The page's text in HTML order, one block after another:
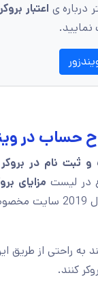
درباره ی اعتبار
نمایید.
حساب در
ثبت نام در بروکر
در لیست مزایای
است؛ این بروکر در
به راحتی از
کنند.